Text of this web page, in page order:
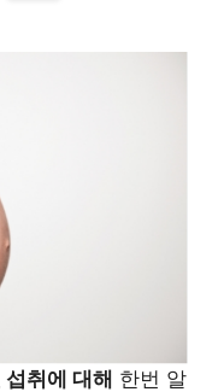
취에 대해 한번 알